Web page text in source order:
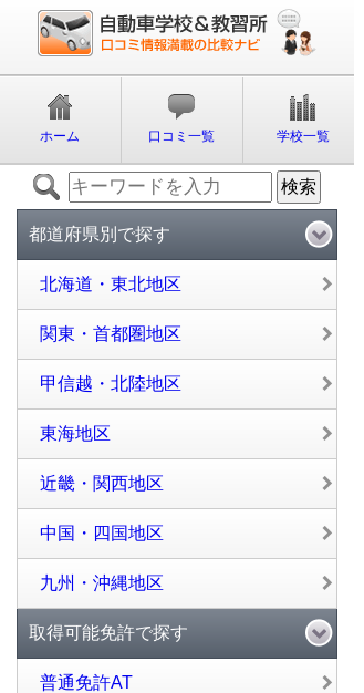
ホーム 口コミ一覧 学校一覧
都道府県別で探す
北海道・東北地区
関東・首都圏地区
甲信越・北陸地区
東海地区
近畿・関西地区
中国・四国地区
九州・沖縄地区
取得可能免許で探す
普通免許AT